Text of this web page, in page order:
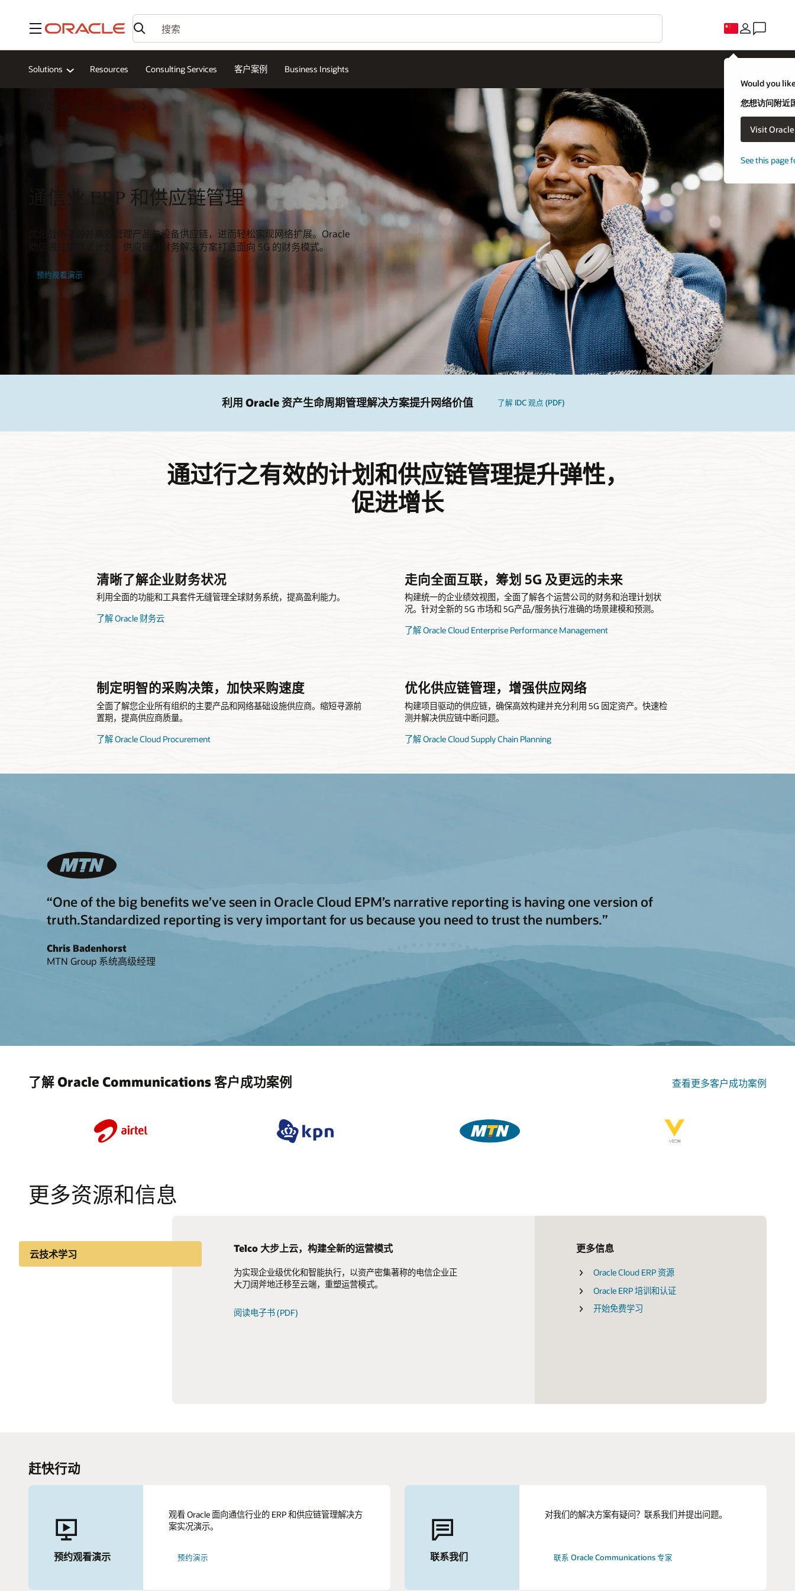
菜单
Would you
您想访问附近
Visit
See this page
Solutions Resources Consulting Services 客户案例 Business Insights
行业 通信
通信业 ERP 和供应链管理
优化战略寻源并高效管理产品与设备供应链，进而轻松实现网络扩展。Oracle
助您通过集成式计划、供应链和财务解决方案打造面向 5G 的财务模式。
预约观看演示
利用 Oracle 资产生命周期管理解决方案提升网络价值 了解 IDC 观点 (PDF)
通过行之有效的计划和供应链管理提升弹性，
促进增长
清晰了解企业财务状况
利用全面的功能和工具套件无缝管理全球财务系统，提高盈利能力。
了解 Oracle 财务云
走向全面互联，筹划 5G 及更远的未来
构建统一的企业绩效视图，全面了解各个运营公司的财务和治理计划状
况。针对全新的 5G 市场和 5G产品/服务执行准确的场景建模和预测。
了解 Oracle Cloud Enterprise Performance Management
制定明智的采购决策，加快采购速度
全面了解您企业所有组织的主要产品和网络基础设施供应商。缩短寻源前
置期，提高供应商质量。
了解 Oracle Cloud Procurement
优化供应链管理，增强供应网络
构建项目驱动的供应链，确保高效构建并充分利用 5G 固定资产。快速检
测并解决供应链中断问题。
了解 Oracle Cloud Supply Chain Planning
“One of the big benefits we’ve seen in Oracle Cloud EPM’s narrative reporting is having one version of
truth.Standardized reporting is very important for us because you need to trust the numbers.”
Chris Badenhorst
MTN Group 系统高级经理
了解 Oracle Communications 客户成功案例 查看更多客户成功案例
更多资源和信息
云技术学习 Telco 大步上云，构建全新的运营模式
为实现企业级优化和智能执行，以资产密集著称的电信企业正
大刀阔斧地迁移至云端，重塑运营模式。
阅读电子书 (PDF)
更多信息
Oracle Cloud ERP 资源
Oracle ERP 培训和认证
开始免费学习
IDC 技术聚焦：消除 ERP 上云障碍
迁移至云端 ERP 可以立竿见影地为企业赋予多重优势，例如降
低成本、理顺业务流程、捕获实时数据以及推动创新。然而，
Omdia 报告：Oracle Cloud Applications
Constellation Research：在 Oracle ERP
Cloud 上为自治应用和自治驱动应用做
Fierce Wireless 高管简报：互联式企业计划以杰出的
利用 Oracle 云技术解决方案和互联式企业计划方法，电信企业
观看项目驱动式供应链导览
合同生命周期管理将如何简化采购流
程？
赶快行动
预约观看演示
观看 Oracle 面向通信行业的 ERP 和供应链管理解决方
案实况演示。
预约演示 联系我们
对我们的解决方案有疑问？联系我们并提出问题。
联系 Oracle Communications 专家